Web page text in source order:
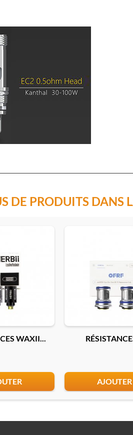
DE PRODUITS DANS
WAXII...
AJOUTER